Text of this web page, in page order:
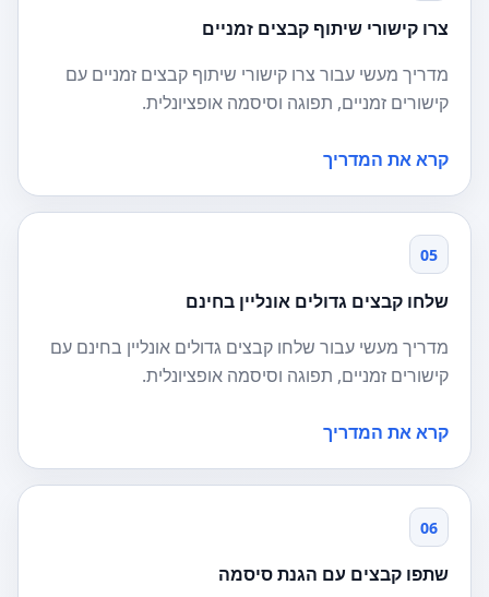
צרו קישורי שיתוף קבצים זמניים
מדריך מעשי עבור צרו קישורי שיתוף קבצים זמניים עם
קישורים זמניים, תפוגה וסיסמה אופציונלית.
קרא את המדריך
05
שלחו קבצים גדולים אונליין בחינם
מדריך מעשי עבור שלחו קבצים גדולים אונליין בחינם עם
קישורים זמניים, תפוגה וסיסמה אופציונלית.
קרא את המדריך
06
שתפו קבצים עם הגנת סיסמה